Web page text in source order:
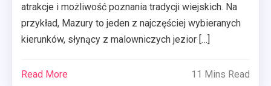
atrakcje i możliwość poznania tradycji wiejskich. Na
przykład, Mazury to jeden z najczęściej wybieranych
kierunków, słynący z malowniczych jezior […]
Read More 11 Mins Read